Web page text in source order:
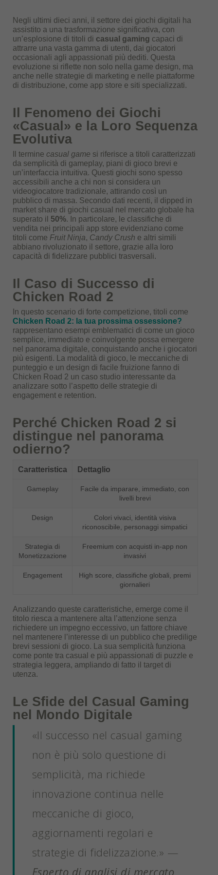
Negli ultimi dieci anni, il settore dei giochi digitali ha
assistito a una trasformazione significativa, con
un’esplosione di titoli di casual gaming capaci di
attrarre una vasta gamma di utenti, dai giocatori
occasionali agli appassionati più dediti. Questa
evoluzione si riflette non solo nella game design, ma
anche nelle strategie di marketing e nelle piattaforme
di distribuzione, come app store e siti specializzati.
Il Fenomeno dei Giochi
«Casual» e la Loro Sequenza
Evolutiva
Il termine casual game si riferisce a titoli caratterizzati
da semplicità di gameplay, piani di gioco brevi e
un’interfaccia intuitiva. Questi giochi sono spesso
accessibili anche a chi non si considera un
videogiocatore tradizionale, attirando così un
pubblico di massa. Secondo dati recenti, il dipped in
market share di giochi casual nel mercato globale ha
superato il 50%. In particolare, le classifiche di
vendita nei principali app store evidenziano come
titoli come Fruit Ninja, Candy Crush e altri simili
abbiano rivoluzionato il settore, grazie alla loro
capacità di fidelizzare pubblici trasversali.
Il Caso di Successo di
Chicken Road 2
In questo scenario di forte competizione, titoli come
Chicken Road 2: la tua prossima ossessione?
rappresentano esempi emblematici di come un gioco
semplice, immediato e coinvolgente possa emergere
nel panorama digitale, conquistando anche i giocatori
più esigenti. La modalità di gioco, le meccaniche di
punteggio e un design di facile fruizione fanno di
Chicken Road 2 un caso studio interessante da
analizzare sotto l’aspetto delle strategie di
engagement e retention.
Perché Chicken Road 2 si
distingue nel panorama
odierno?
Caratteristica Dettaglio
Gameplay
Facile da imparare, immediato, con
livelli brevi
Design
Colori vivaci, identità visiva
riconoscibile, personaggi simpatici
Strategia di
Monetizzazione
Freemium con acquisti in-app non
invasivi
Engagement
High score, classifiche globali, premi
giornalieri
Analizzando queste caratteristiche, emerge come il
titolo riesca a mantenere alta l’attenzione senza
richiedere un impegno eccessivo, un fattore chiave
nel mantenere l’interesse di un pubblico che predilige
brevi sessioni di gioco. La sua semplicità funziona
come ponte tra casual e più appassionati di puzzle e
strategia leggera, ampliando di fatto il target di
utenza.
Le Sfide del Casual Gaming
nel Mondo Digitale
«Il successo nel casual gaming
non è più solo questione di
semplicità, ma richiede
innovazione continua nelle
meccaniche di gioco,
aggiornamenti regolari e
strategie di fidelizzazione.» —
Esperto di analisi di mercato